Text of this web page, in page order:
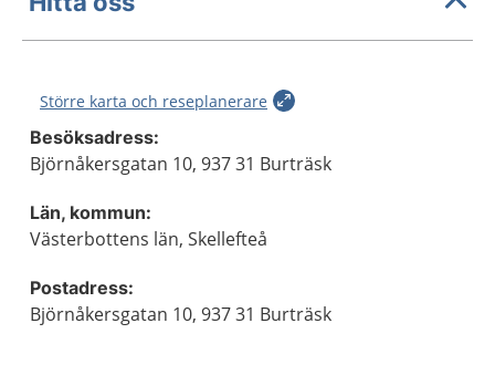
Större karta och reseplanerare
Besöksadress:
Björnåkersgatan 10, 937 31 Burträsk
Län, kommun:
Västerbottens län, Skellefteå
Postadress:
Björnåkersgatan 10, 937 31 Burträsk